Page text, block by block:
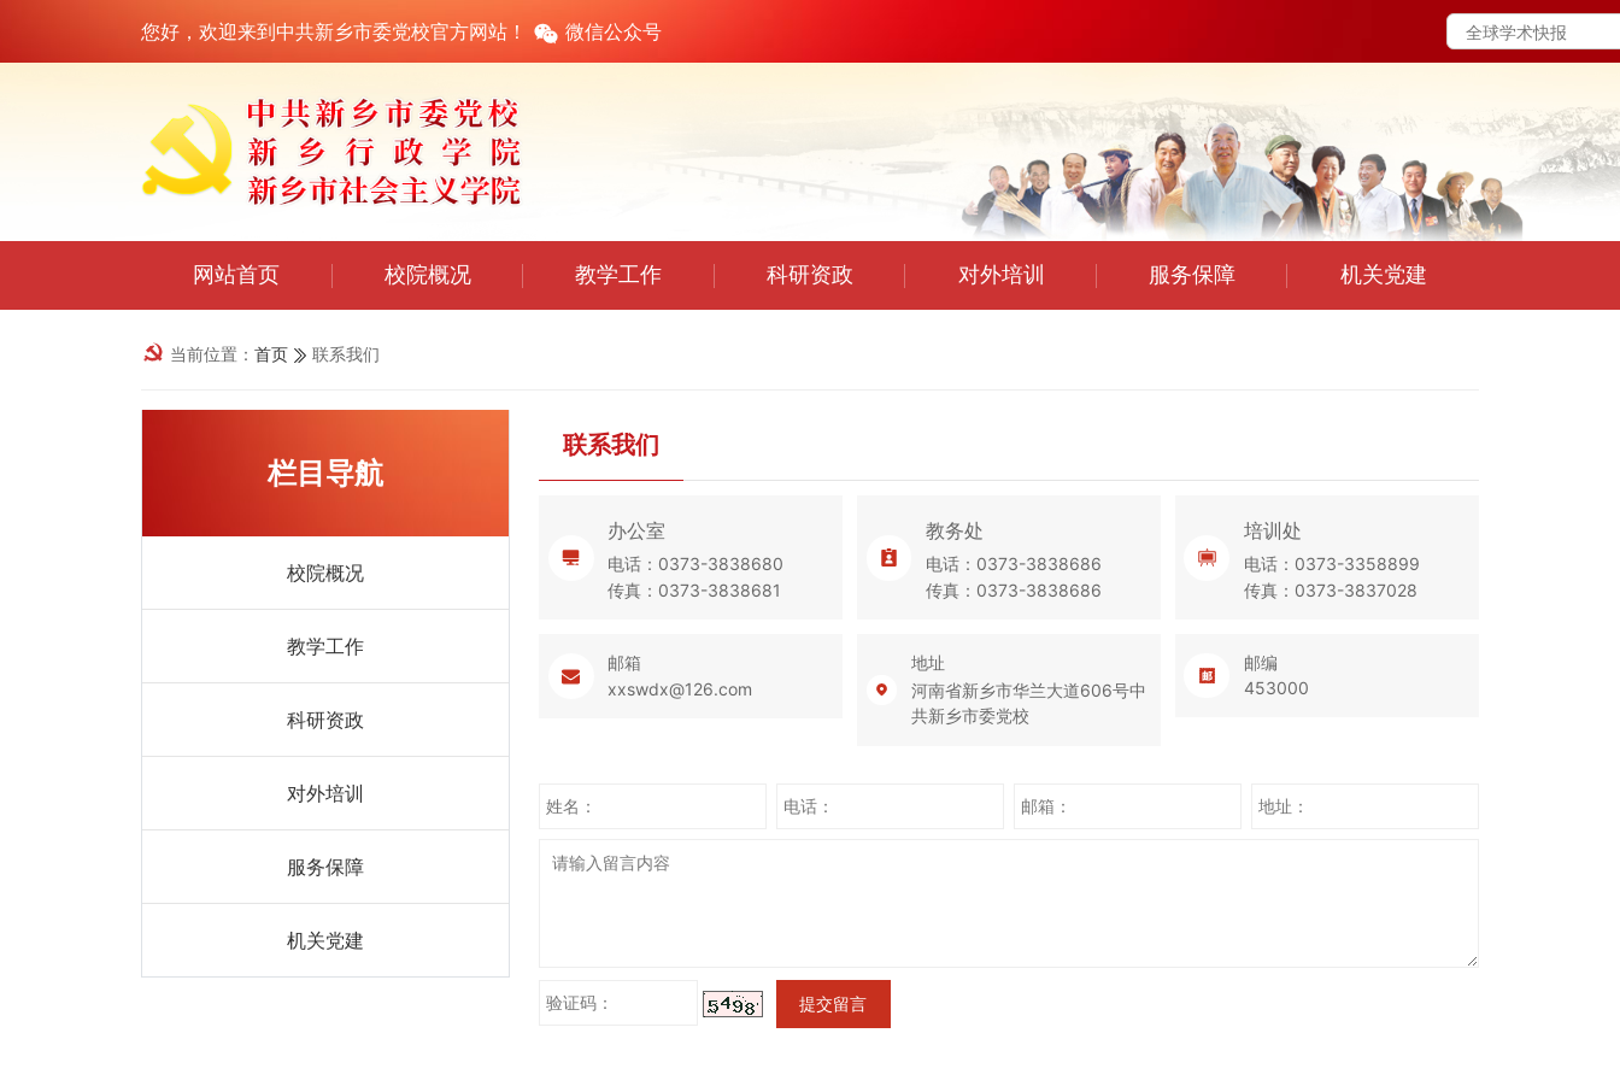
您好，欢迎来到中共新乡市委党校官方网站！ 微信公众号
网站首页 校院概况 教学工作 科研资政 对外培训 服务保障 机关党建
当前位置： 首页 联系我们
栏目导航
校院概况
教学工作
科研资政
对外培训
服务保障
机关党建
联系我们
办公室
电话：0373-3838680
传真：0373-3838681
教务处
电话：0373-3838686
传真：0373-3838686
培训处
电话：0373-3358899
传真：0373-3837028
邮箱
xxswdx@126.com
地址
河南省新乡市华兰大道606号中
共新乡市委党校
邮编
453000